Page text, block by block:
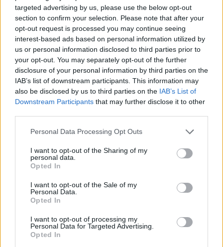
targeted advertising by us, please use the below opt-out
section to confirm your selection. Please note that after your
opt-out request is processed you may continue seeing
interest-based ads based on personal information utilized by
us or personal information disclosed to third parties prior to
your opt-out. You may separately opt-out of the further
disclosure of your personal information by third parties on the
IAB’s list of downstream participants. This information may
also be disclosed by us to third parties on the IAB’s List of
Downstream Participants that may further disclose it to other
Please note that this website/app uses one or more Google
not limited to your visit or usage behaviour. You may click to
grant or deny consent to Google and its third-party tags to
use your data for below specified purposes in below Google
consent section.
Personal Data Processing Opt Outs
I want to opt-out of the Sharing of my
personal data.
Opted In
I want to opt-out of the Sale of my
Personal Data.
Opted In
I want to opt-out of processing my
Personal Data for Targeted Advertising.
Opted In
Άνοιγμα σχολείων: LIVE οι ανακοινώσεις από Νίκη
Κεραμέως και Νίκο Χαρδαλιά [vid]
22.01.2021 18:01
Γρηγόρης
Κικίλιας εμβολιασμός: LIVE οι ανακοινώσεις [vid]
21.01.2021 18:10